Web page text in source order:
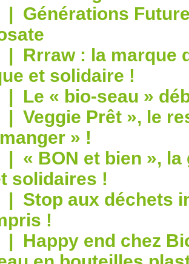
| Générations
| Rrraw : la marque
et solidaire !
| Le « bio-seau »
| Veggie Prêt », le
» !
| « BON et bien »,
solidaires !
| Stop aux déchets
!
| Happy end chez